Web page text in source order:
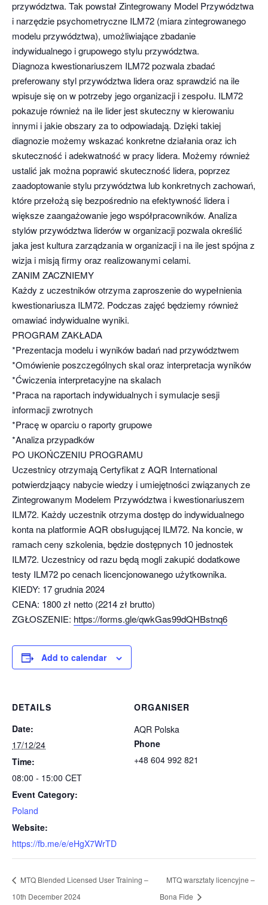
przywództwa. Tak powstał Zintegrowany Model Przywództwa
i narzędzie psychometryczne ILM72 (miara zintegrowanego
modelu przywództwa), umożliwiające zbadanie
indywidualnego i grupowego stylu przywództwa.
Diagnoza kwestionariuszem ILM72 pozwala zbadać
preferowany styl przywództwa lidera oraz sprawdzić na ile
wpisuje się on w potrzeby jego organizacji i zespołu. ILM72
pokazuje również na ile lider jest skuteczny w kierowaniu
innymi i jakie obszary za to odpowiadają. Dzięki takiej
diagnozie możemy wskazać konkretne działania oraz ich
skuteczność i adekwatność w pracy lidera. Możemy również
ustalić jak można poprawić skuteczność lidera, poprzez
zaadoptowanie stylu przywództwa lub konkretnych zachowań,
które przełożą się bezpośrednio na efektywność lidera i
większe zaangażowanie jego współpracowników. Analiza
stylów przywództwa liderów w organizacji pozwala określić
jaka jest kultura zarządzania w organizacji i na ile jest spójna z
wizja i misją firmy oraz realizowanymi celami.
ZANIM ZACZNIEMY
Każdy z uczestników otrzyma zaproszenie do wypełnienia
kwestionariusza ILM72. Podczas zajęć będziemy również
omawiać indywidualne wyniki.
PROGRAM ZAKŁADA
*Prezentacja modelu i wyników badań nad przywództwem
*Omówienie poszczególnych skal oraz interpretacja wyników
*Ćwiczenia interpretacyjne na skalach
*Praca na raportach indywidualnych i symulacje sesji
informacji zwrotnych
*Pracę w oparciu o raporty grupowe
*Analiza przypadków
PO UKOŃCZENIU PROGRAMU
Uczestnicy otrzymają Certyfikat z AQR International
potwierdzjaący nabycie wiedzy i umiejętności związanych ze
Zintegrowanym Modelem Przywództwa i kwestionariuszem
ILM72. Każdy uczestnik otrzyma dostęp do indywidualnego
konta na platformie AQR obsługującej ILM72. Na koncie, w
ramach ceny szkolenia, będzie dostępnych 10 jednostek
ILM72. Uczestnicy od razu będą mogli zakupić dodatkowe
testy ILM72 po cenach licencjonowanego użytkownika.
KIEDY: 17 grudnia 2024
CENA: 1800 zł netto (2214 zł brutto)
ZGŁOSZENIE: https://forms.gle/qwkGas99dQHBstnq6
Add to calendar
DETAILS
Date:
17/12/24
Time:
08:00 - 15:00 CET
Event Category:
Poland
Website:
https://fb.me/e/eHgX7WrTD
ORGANISER
AQR Polska
Phone
+48 604 992 821
MTQ Blended Licensed User Training –
10th December 2024
MTQ warsztaty licencyjne –
Bona Fide